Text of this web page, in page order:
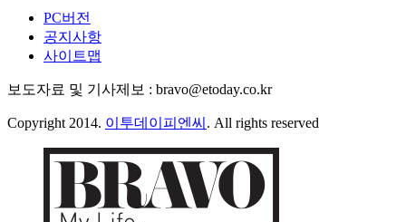
PC버전
공지사항
사이트맵
보도자료 및 기사제보 : bravo@etoday.co.kr
Copyright 2014. 이투데이피엔씨 . All rights reserved